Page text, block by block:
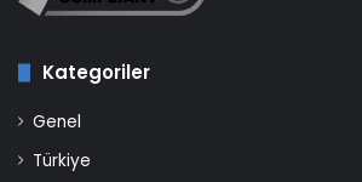
Kategoriler
Genel
Türkiye